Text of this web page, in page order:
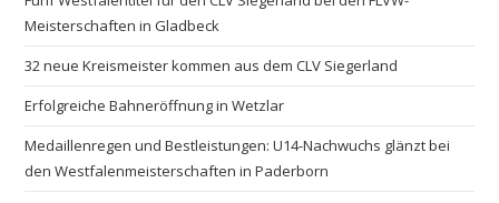
Meisterschaften in Gladbeck
32 neue Kreismeister kommen aus dem CLV Siegerland
Erfolgreiche Bahneröffnung in Wetzlar
Medaillenregen und Bestleistungen: U14-Nachwuchs glänzt bei
den Westfalenmeisterschaften in Paderborn